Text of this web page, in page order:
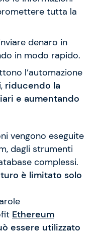
tutta la
denaro in
in modo rapido.
l’automazione
riducendo la
e aumentando
vengono eseguite
dagli strumenti
complessi.
è limitato solo
Ethereum
essere utilizzato